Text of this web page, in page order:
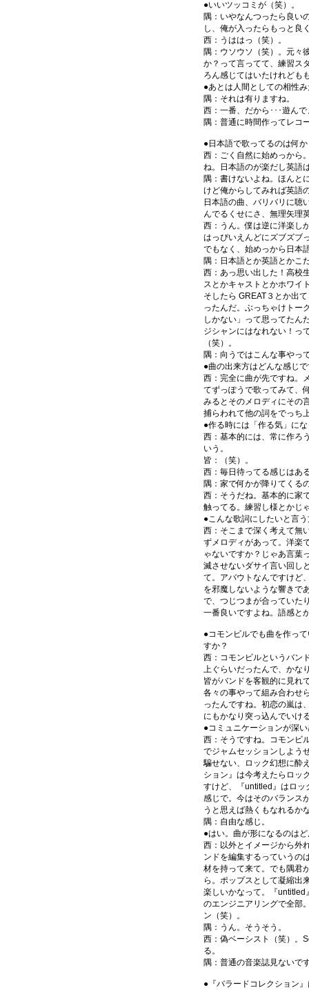
●いいツッコミが（笑）。
隅：いやなんつったら良い
し、俺が入ったらもっと良
西：うははっ（笑）。
隅：ウソウソ（笑）。元々
か？って言ってて、練習ス
ろん感じてはいたけれども
●あとは人間としての相性
隅：それは有りますね。
西：一番、だから･･･遊ん
隅：普通に時間作ってレコ
●日本語で歌ってるのは何か
西：ごく自然に始めっから
ね。日本語のが楽だし英語
隅：書けないよね。ほんと
けど俺からしてみれば英語
日本語の曲、バリバリに聴
んでるくせにさ、無理矢理
西：うん。僕は逆に洋楽し
はっぴいえんどにズブズブ
でもなく、始めっから日本
隅：日本語とか英語とかこ
西：あっ思い出した！高校
スとかキャストとかホワイ
そしたら GREAT３とか出
ったんだ。ぶっちゃけトー
しかない」って思ってたん
ジシャンにはなれない！っ
（笑）。
隅：向うではこんな事やっ
●曲の出来方はどんな感じ
西：完全に曲が先ですね。
てずっぽうで歌ってみて、
みるとそのメロディにその
捕らわれて他の詞をでっち
●作る時には「作る気」に
西：基本的には、常に作ろ
いう。
皆：（笑）。
西：毎日待ってる感じはあ
隅：家で何かが降りてくる
西：そうだね。基本的に家
触ってる。練習し様とかじ
●こんな歌詞にしたいと言
西：そこまで深く考えて無
ずメロディがあって。洋楽
ゃないですか？じゃあ言葉
滅させないダサイ言い回し
て。アバウトなんですけど
を邪魔しないような響きで
で、つじつまが合っていた
一番良いですよね。語感と
●コモンビルでも曲を作っ
すか？
西：コモンビルというバン
上ぐらいだったんで、かな
皆がバンドを客観的に見れ
各々の事やって組み合わせ
ったんですね。初恋の嵐は
にもかなり突っ込んでいけ
●コミュニケーションが深
西：そうですね。コモンビ
でジャムセッションしよう
騙せない、ロック幻想に酔
ション』は今考えたらロッ
すけど、『untitled』はロッ
感じで。今はそのバランス
うと思えば熱くもなれるか
隅：自由な感じ。
●はい。曲が形になるのは
西：以外とイメージから外
ンドを編集するっていうの
材を持って来て。でも隅君
ら。ポップスとして凝縮出
楽しいかなって。『untitled
のエンジニアリングで全部
ン（笑）。
隅：うん。そうそう。
西：偽ベーシスト（笑）。
る。
隅：普通の音楽誌見ないで
●『バラードコレクション